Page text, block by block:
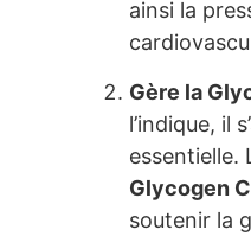
ainsi la
Gère la
l’indique, il
essentielle.
Glycogen
soutenir la